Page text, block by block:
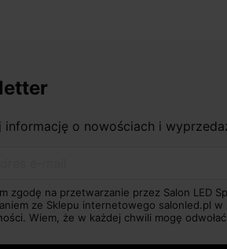
informację o nowościach i
zgodę na przetwarzanie przez Salon LED
ze Sklepu internetowego salonled.pl
Wiem, że w każdej chwili mogę